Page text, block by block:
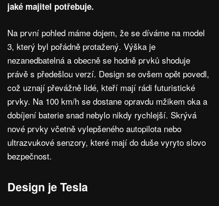
jaké majitel potřebuje.
Na první pohled máme dojem, že se díváme na model
3, který byl pořádně protažený. Výška je
nezanedbatelná a obecně se hodně prvků shoduje
právě s předešlou verzí. Design se ovšem opět povedl,
což uznají převážně lidé, kteří mají rádi futuristické
prvky. Na 100 km/h se dostane opravdu mžikem oka a
dobíjení baterie snad nebylo nikdy rychlejší. Skrývá
nové prvky včetně vylepšeného autopilota nebo
ultrazvukové senzory, které mají do duše vyryto slovo
bezpečnost.
Design je Tesla